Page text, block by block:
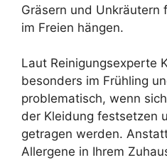
Gräsern und Unkräutern
im Freien hängen.
Laut Reinigungsexperte
besonders im Frühling
problematisch, wenn
der Kleidung festsetzen
getragen werden.
Allergene in Ihrem